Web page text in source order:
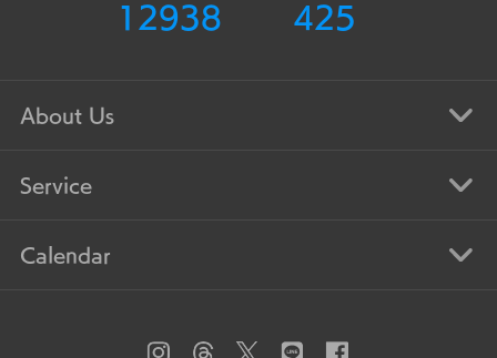
12938 425
About Us
Service
Calendar